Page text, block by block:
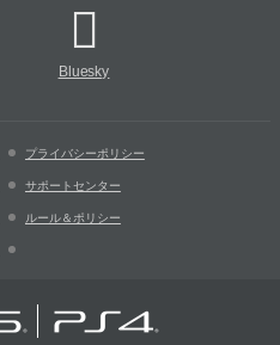
Bluesky
プライバシーポリシー
サポートセンター
ルール＆ポリシー